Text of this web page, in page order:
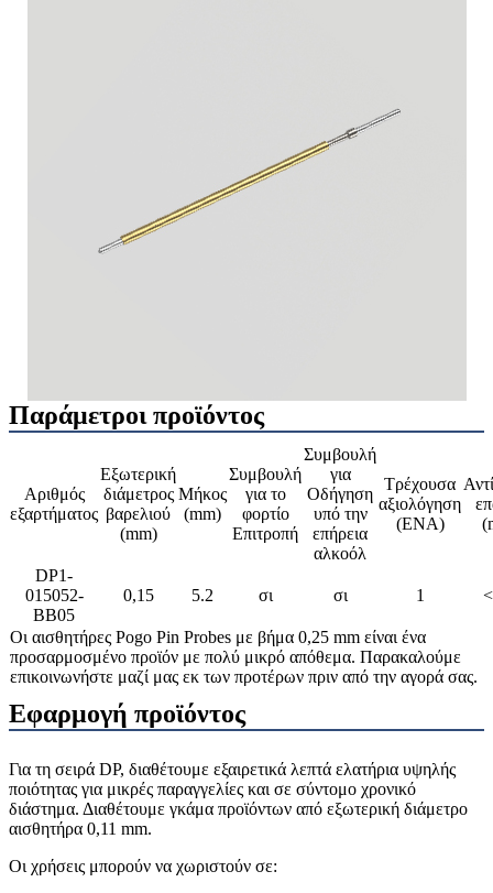
Παράμετροι προϊόντος
Αριθμός
εξαρτήματος
Εξωτερική
διάμετρος
βαρελιού
(mm)
Μήκος
(mm)
Συμβουλή
για το
φορτίο
Επιτροπή
Συμβουλή
για
Οδήγηση
υπό την
επήρεια
αλκοόλ
Τρέχουσα
αξιολόγηση
(ΕΝΑ)
DP1-
015052-
BB05
0,15 5.2 σι σι 1
Οι αισθητήρες Pogo Pin Probes με βήμα 0,25 mm είναι ένα
προσαρμοσμένο προϊόν με πολύ μικρό απόθεμα. Παρακαλούμε
επικοινωνήστε μαζί μας εκ των προτέρων πριν από την αγορά σας.
Εφαρμογή προϊόντος
Για τη σειρά DP, διαθέτουμε εξαιρετικά λεπτά ελατήρια υψηλής
ποιότητας για μικρές παραγγελίες και σε σύντομο χρονικό
διάστημα. Διαθέτουμε γκάμα προϊόντων από εξωτερική διάμετρο
αισθητήρα 0,11 mm.
Οι χρήσεις μπορούν να χωριστούν σε: